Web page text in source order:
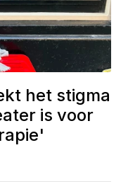
het stigma
is voor